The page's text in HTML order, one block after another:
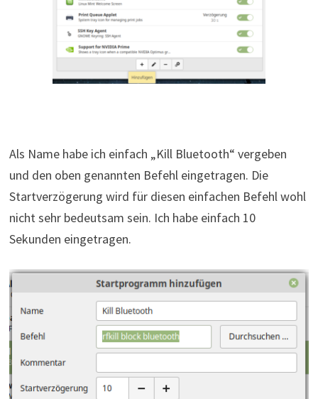
Als Name habe ich einfach „Kill Bluetooth“ vergeben
und den oben genannten Befehl eingetragen. Die
Startverzögerung wird für diesen einfachen Befehl wohl
nicht sehr bedeutsam sein. Ich habe einfach 10
Sekunden eingetragen.